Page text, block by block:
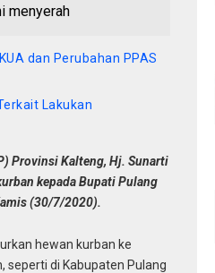
menyerah
dan Perubahan PPAS
Lakukan
Provinsi Kalteng, Hj. Sunarti
kepada Bupati Pulang
(30/7/2020).
hewan kurban ke
seperti di Kabupaten Pulang